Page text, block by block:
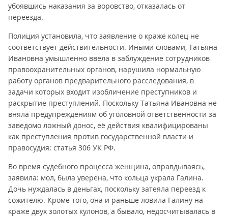
убоявшись наказания за воровство, отказалась от
переезда.
Полиция установила, что заявление о краже колец не
соответствует действительности. Иными словами, Татьяна
Ивановна умышленно ввела в заблуждение сотрудников
правоохранительных органов, нарушила нормальную
работу органов предварительного расследования, в
задачи которых входит изобличение преступников и
раскрытие преступлений. Поскольку Татьяна Ивановна не
вняла предупреждениям об уголовной ответственности за
заведомо ложный донос, её действия квалифицированы
как преступления против государственной власти и
правосудия: статья 306 УК РФ.
Во время судебного процесса женщина, оправдываясь,
заявила: мол, была уверена, что кольца украла Галина.
Дочь нуждалась в деньгах, поскольку затеяла переезд к
сожителю. Кроме того, она и раньше ловила Галину на
краже двух золотых кулонов, а бывало, недосчитывалась в